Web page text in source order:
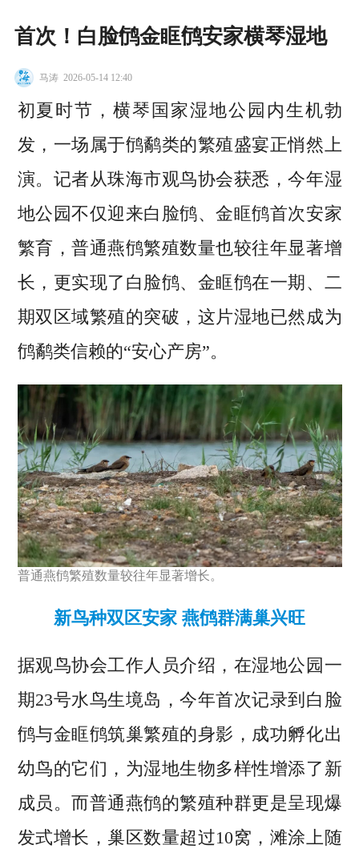
首次！白脸鸻金眶鸻安家横琴湿地
马涛 2026-05-14 12:40
初夏时节，横琴国家湿地公园内生机勃
发，一场属于鸻鹬类的繁殖盛宴正悄然上
演。记者从珠海市观鸟协会获悉，今年湿
地公园不仅迎来白脸鸻、金眶鸻首次安家
繁育，普通燕鸻繁殖数量也较往年显著增
长，更实现了白脸鸻、金眶鸻在一期、二
期双区域繁殖的突破，这片湿地已然成为
鸻鹬类信赖的“安心产房”。
普通燕鸻繁殖数量较往年显著增长。
新鸟种双区安家 燕鸻群满巢兴旺
据观鸟协会工作人员介绍，在湿地公园一
期23号水鸟生境岛，今年首次记录到白脸
鸻与金眶鸻筑巢繁殖的身影，成功孵化出
幼鸟的它们，为湿地生物多样性增添了新
成员。而普通燕鸻的繁殖种群更是呈现爆
发式增长，巢区数量超过10窝，滩涂上随